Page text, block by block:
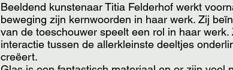
Beeldend kunstenaar Titia Felderhof werkt
beweging zijn kernwoorden in haar werk. Zij
van de toeschouwer speelt een rol in haar
interactie tussen de allerkleinste deeltjes
creëert.